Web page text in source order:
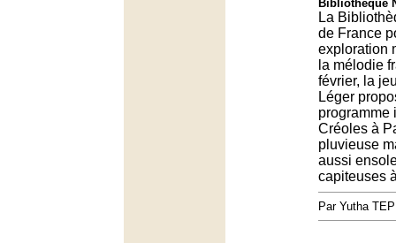
Bibliothèque
La
de France
exploration
la mélodie
février, la
Léger
programme
Créoles à
pluvieuse
aussi
capiteuses
Par Yutha TEP